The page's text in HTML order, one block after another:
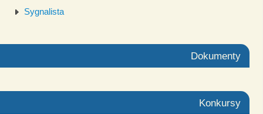
Sygnalista
Dokumenty
Konkursy